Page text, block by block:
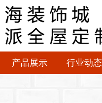
产品展示 行业动态